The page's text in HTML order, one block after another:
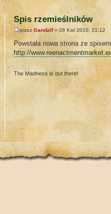
Spis rzemieślników
przezGandalf» 06 Kwi 2010, 21:12
Powstała nowa strona ze
http://
The Madness is out there!